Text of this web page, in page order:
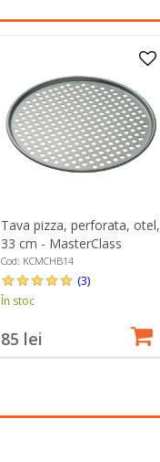
Tava pizza, perforata, otel,
33 cm - MasterClass
Cod: KCMCHB14
(3)
În stoc
85 lei